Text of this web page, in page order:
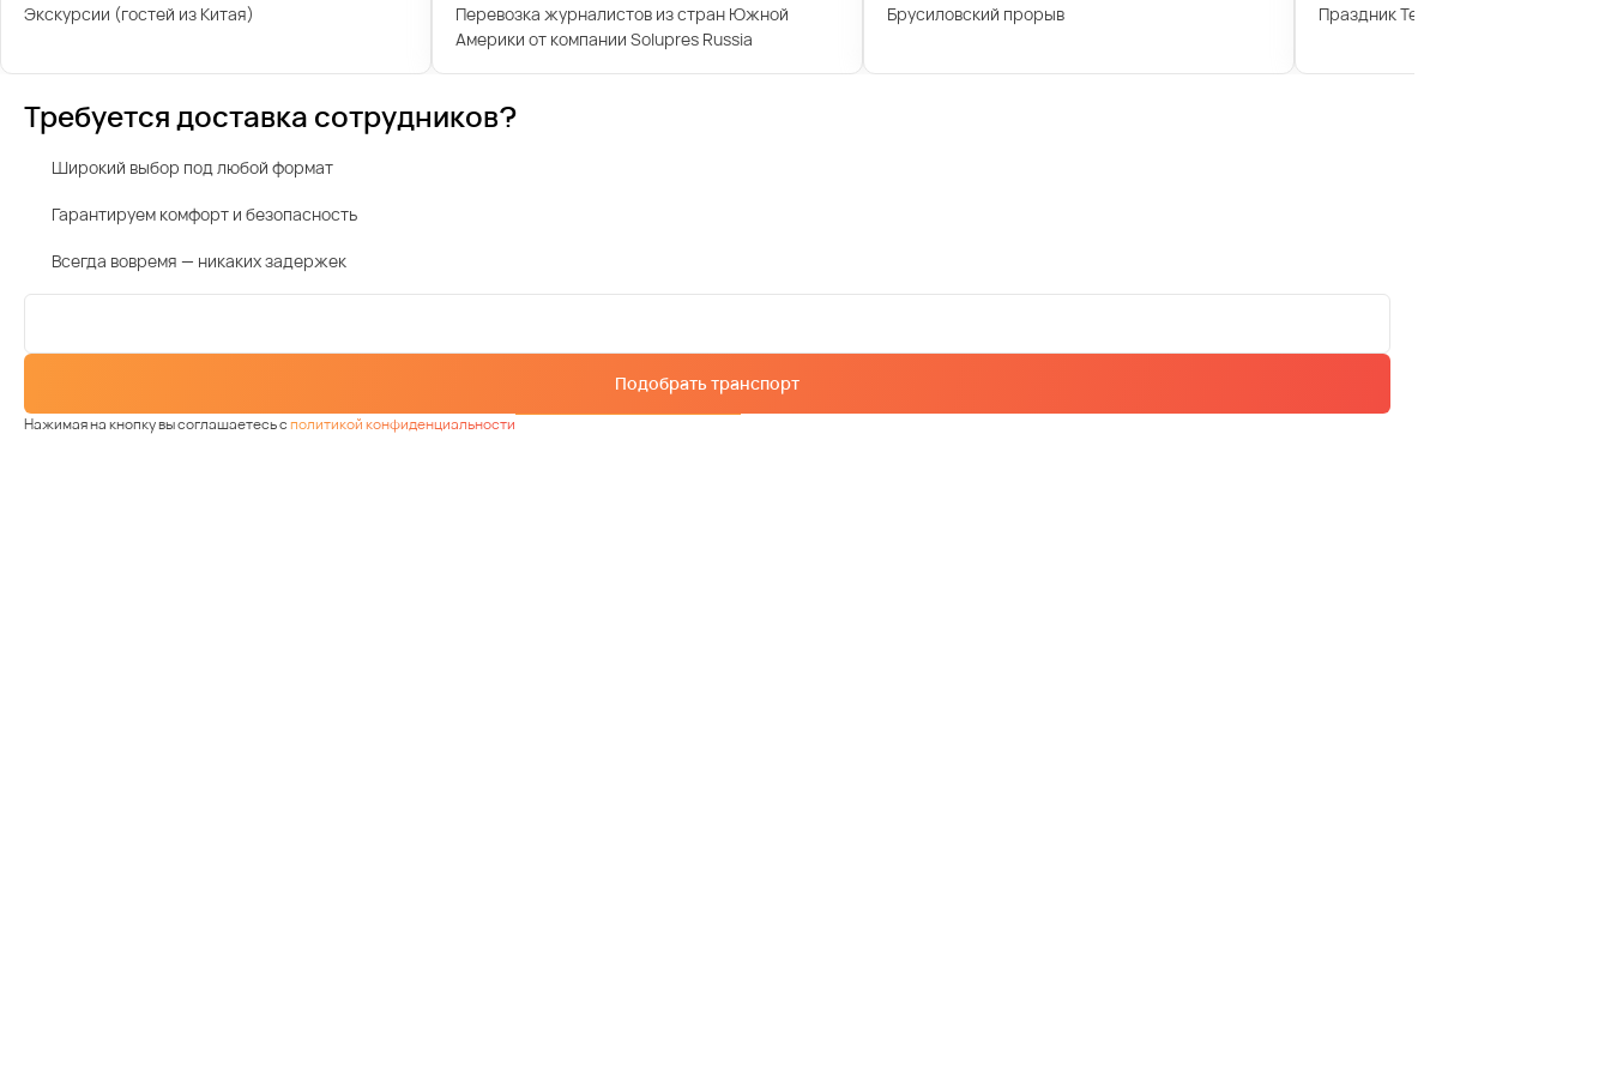
Экскурсии (гостей из Китая)
Перевозка журналистов из стран Южной
Америки от компании Solupres Russia
Брусиловский прорыв Праздник Теле2
Требуется доставка сотрудников?
Широкий выбор под любой формат
Гарантируем комфорт и безопасность
Всегда вовремя — никаких задержек
Подобрать транспорт
Нажимая на кнопку вы соглашаетесь сполитикой конфиденциальности